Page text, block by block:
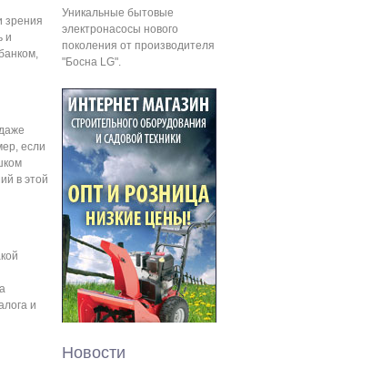
зрения
и
если
в этой
и
Уникальные бытовые
электронасосы нового
поколения от производителя
"Босна LG".
Новости